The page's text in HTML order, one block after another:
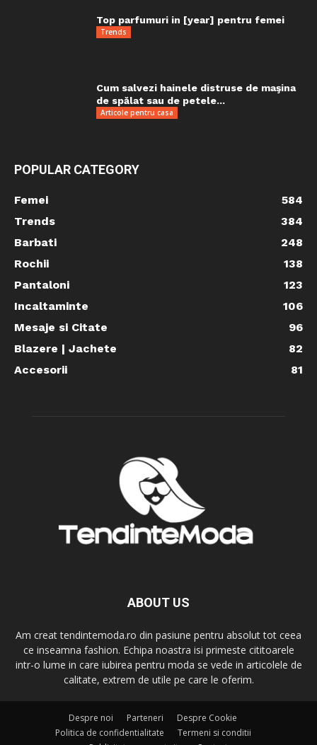
Top parfumuri in [year] pentru femei
Trends
Cum salvezi hainele distruse de maşina
de spălat sau de petele...
Articole pentru casa
POPULAR CATEGORY
Femei
584
Trends
384
Barbati
248
Rochii
138
Pantaloni
123
Incaltaminte
106
Mesaje si Citate
96
Blazere | Jachete
82
Accesorii
81
ABOUT US
Am creat tendintemoda.ro din pasiune pentru absolut tot ceea
ce inseamna fashion. Echipa noastra isi primeste cititoarele
intr-o lume in care iubirea pentru moda se vede in articolele de
calitate, extrem de utile pe care le oferim.
Despre noi Parteneri
Despre Cookie
Politica de confidentialitate
Termeni si conditii